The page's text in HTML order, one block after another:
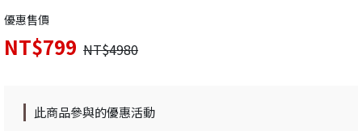
優惠售價
NT$799 NT$4980
此商品參與的優惠活動